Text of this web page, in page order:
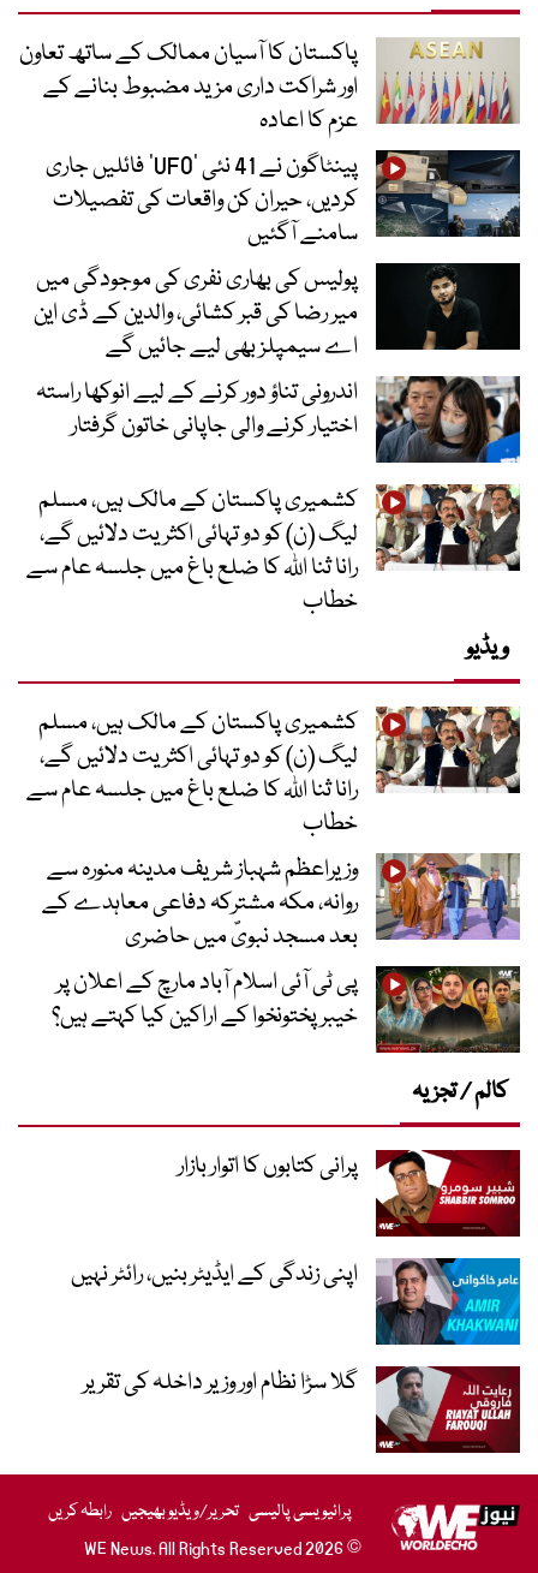
پاکستان کا آسیان ممالک کے ساتھ تعاون
اور شراکت داری مزید مضبوط بنانے کے
عزم کا اعادہ
پینٹاگون نے 41 نئی ’UFO‘ فائلیں جاری
کردیں، حیران کن واقعات کی تفصیلات
سامنے آگئیں
پولیس کی بھاری نفری کی موجودگی میں
میر رضا کی قبر کشائی، والدین کے ڈی این
اے سیمپلز بھی لیے جائیں گے
اندرونی تناؤ دور کرنے کے لیے انوکھا راستہ
اختیار کرنے والی جاپانی خاتون گرفتار
کشمیری پاکستان کے مالک ہیں، مسلم
لیگ (ن) کو دو تہائی اکثریت دلائیں گے،
رانا ثنا اللہ کا ضلع باغ میں جلسہ عام سے
خطاب
ویڈیو
کشمیری پاکستان کے مالک ہیں، مسلم
لیگ (ن) کو دو تہائی اکثریت دلائیں گے،
رانا ثنا اللہ کا ضلع باغ میں جلسہ عام سے
خطاب
وزیراعظم شہباز شریف مدینہ منورہ سے
روانہ، مکہ مشترکہ دفاعی معاہدے کے
بعد مسجد نبویؐ میں حاضری
پی ٹی آئی اسلام آباد مارچ کے اعلان پر
خیبر پختونخوا کے اراکین کیا کہتے ہیں؟
کالم / تجزیہ
پرانی کتابوں کا اتوار بازار
اپنی زندگی کے ایڈیٹر بنیں، رائٹر نہیں
گلا سڑا نظام اور وزیر داخلہ کی تقریر
پرائیویسی پالیسی تحریر/ویڈیو بھیجیں رابطہ کریں
© 2026 WE News. All Rights Reserved